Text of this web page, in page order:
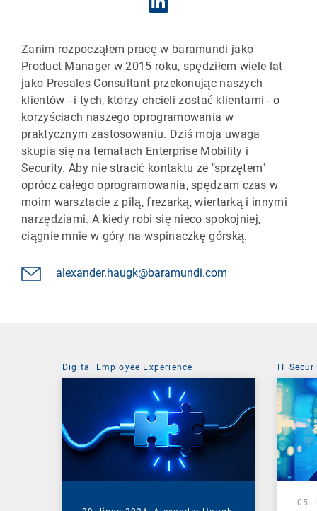
Zanim rozpocząłem pracę w baramundi jako
Product Manager w 2015 roku, spędziłem wiele lat
jako Presales Consultant przekonując naszych
klientów - i tych, którzy chcieli zostać klientami - o
korzyściach naszego oprogramowania w
praktycznym zastosowaniu. Dziś moja uwaga
skupia się na tematach Enterprise Mobility i
Security. Aby nie stracić kontaktu ze "sprzętem"
oprócz całego oprogramowania, spędzam czas w
moim warsztacie z piłą, frezarką, wiertarką i innymi
narzędziami. A kiedy robi się nieco spokojniej,
ciągnie mnie w góry na wspinaczkę górską.
alexander.haugk@baramundi.com
Digital Employee Experience IT
05.